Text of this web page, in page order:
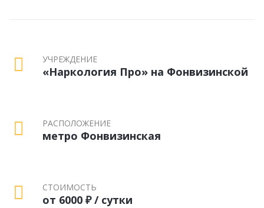
УЧРЕЖДЕНИЕ
«Наркология Про» на Фонвизинской
РАСПОЛОЖЕНИЕ
метро Фонвизинская
СТОИМОСТЬ
от 6000 ₽ / сутки